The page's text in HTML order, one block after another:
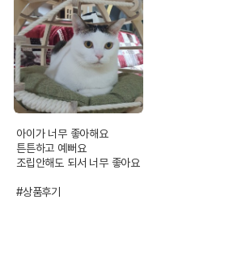
아이가 너무 좋아해요
튼튼하고 예뻐요
조립안해도 되서 너무 좋아요
#상품후기